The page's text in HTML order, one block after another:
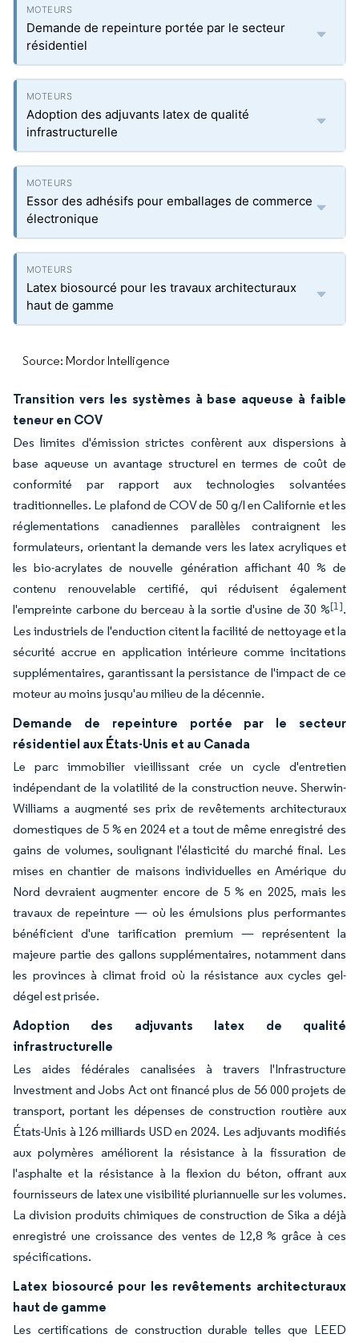
Demande de repeinture portée par le secteur
résidentiel
Adoption des adjuvants latex de qualité
infrastructurelle
Essor des adhésifs pour emballages de commerce
électronique
Latex biosourcé pour les travaux architecturaux
haut de gamme
Source: Mordor Intelligence
Transition vers les systèmes à base aqueuse à faible
teneur en COV
Des limites d'émission strictes confèrent aux dispersions à
base aqueuse un avantage structurel en termes de coût de
conformité par rapport aux technologies solvantées
traditionnelles. Le plafond de COV de 50 g/l en Californie et les
réglementations canadiennes parallèles contraignent les
formulateurs, orientant la demande vers les latex acryliques et
les bio-acrylates de nouvelle génération affichant 40 % de
contenu renouvelable certifié, qui réduisent également
l'empreinte carbone du berceau à la sortie d'usine de 30 %[1].
Les industriels de l'enduction citent la facilité de nettoyage et la
sécurité accrue en application intérieure comme incitations
supplémentaires, garantissant la persistance de l'impact de ce
moteur au moins jusqu'au milieu de la décennie.
Demande de repeinture portée par le secteur
résidentiel aux États-Unis et au Canada
Le parc immobilier vieillissant crée un cycle d'entretien
indépendant de la volatilité de la construction neuve. Sherwin-
Williams a augmenté ses prix de revêtements architecturaux
domestiques de 5 % en 2024 et a tout de même enregistré des
gains de volumes, soulignant l'élasticité du marché final. Les
mises en chantier de maisons individuelles en Amérique du
Nord devraient augmenter encore de 5 % en 2025, mais les
travaux de repeinture — où les émulsions plus performantes
bénéficient d'une tarification premium — représentent la
majeure partie des gallons supplémentaires, notamment dans
les provinces à climat froid où la résistance aux cycles gel-
dégel est prisée.
Adoption des adjuvants latex de qualité
infrastructurelle
Les aides fédérales canalisées à travers l'Infrastructure
Investment and Jobs Act ont financé plus de 56 000 projets de
transport, portant les dépenses de construction routière aux
États-Unis à 126 milliards USD en 2024. Les adjuvants modifiés
aux polymères améliorent la résistance à la fissuration de
l'asphalte et la résistance à la flexion du béton, offrant aux
fournisseurs de latex une visibilité pluriannuelle sur les volumes.
La division produits chimiques de construction de Sika a déjà
enregistré une croissance des ventes de 12,8 % grâce à ces
spécifications.
Latex biosourcé pour les revêtements architecturaux
haut de gamme
Les certifications de construction durable telles que LEED